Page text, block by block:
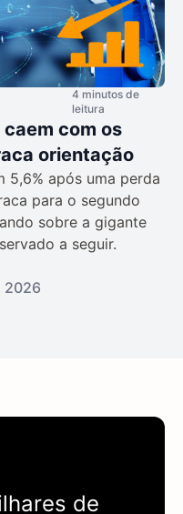
4 minutos de
leitura
com os
orientação
5,6% após uma perda
para o segundo
sobre a gigante
a seguir.
2026
de